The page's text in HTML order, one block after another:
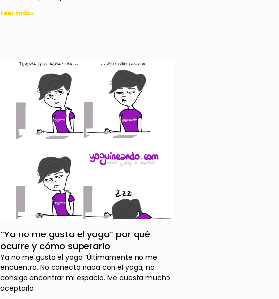
Leer más»
“Ya no me gusta el yoga” por qué
ocurre y cómo superarlo
Ya no me gusta el yoga “Últimamente no me
encuentro. No conecto nada con el yoga, no
consigo encontrar mi espacio. Me cuesta mucho
aceptarlo